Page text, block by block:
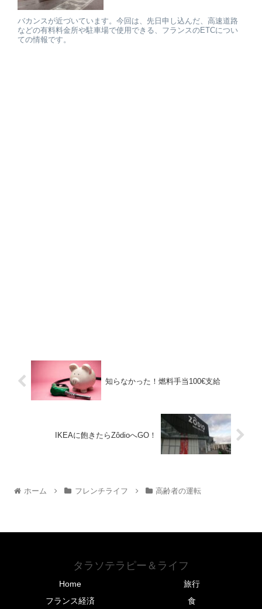
バカンスが近づいています。今回は、先日申し込んだ、高速道路
などの有料料金所や駐車場で使用できる、フランスのETCについ
ての情報です。
知らなかった！燃料手当100€支給
IKEAに飽きたらZôdioへGO！
ホーム フレンチライフ 高齢者の運転
タラソテラピー＆ライフ
Home
旅行
フランス経済
食